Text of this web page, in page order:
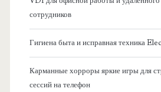
сотрудников
Гигиена быта и исправная техника
Карманные хорроры яркие игры для
сессий на телефон